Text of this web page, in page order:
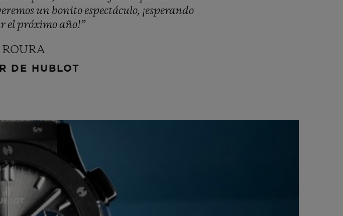
un bonitoespectáculo, ¡esperando
elpróximoaño!”
DE HUBLOT